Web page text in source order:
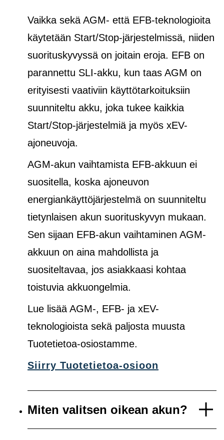
Vaikka sekä AGM- että EFB-teknologioita
käytetään Start/Stop-järjestelmissä, niiden
suorituskyvyssä on joitain eroja. EFB on
parannettu SLI-akku, kun taas AGM on
erityisesti vaativiin käyttötarkoituksiin
suunniteltu akku, joka tukee kaikkia
Start/Stop-järjestelmiä ja myös xEV-
ajoneuvoja.
AGM-akun vaihtamista EFB-akkuun ei
suositella, koska ajoneuvon
energiankäyttöjärjestelmä on suunniteltu
tietynlaisen akun suorituskyvyn mukaan.
Sen sijaan EFB-akun vaihtaminen AGM-
akkuun on aina mahdollista ja
suositeltavaa, jos asiakkaasi kohtaa
toistuvia akkuongelmia.
Lue lisää AGM-, EFB- ja xEV-
teknologioista sekä paljosta muusta
Tuotetietoa-osiostamme.
Siirry Tuotetietoa-osioon
Miten valitsen oikean akun?